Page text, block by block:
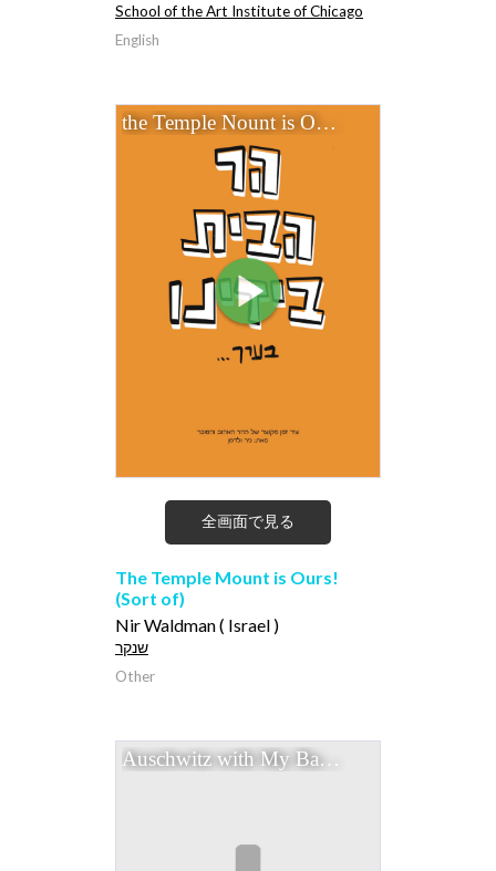
School of the Art Institute of Chicago
English
全画面で見る
The Temple Mount is Ours!
(Sort of)
Nir Waldman ( Israel )
שנקר
Other